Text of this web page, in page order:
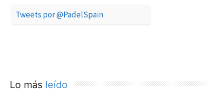
Tweets por @PadelSpain
Lo más leído